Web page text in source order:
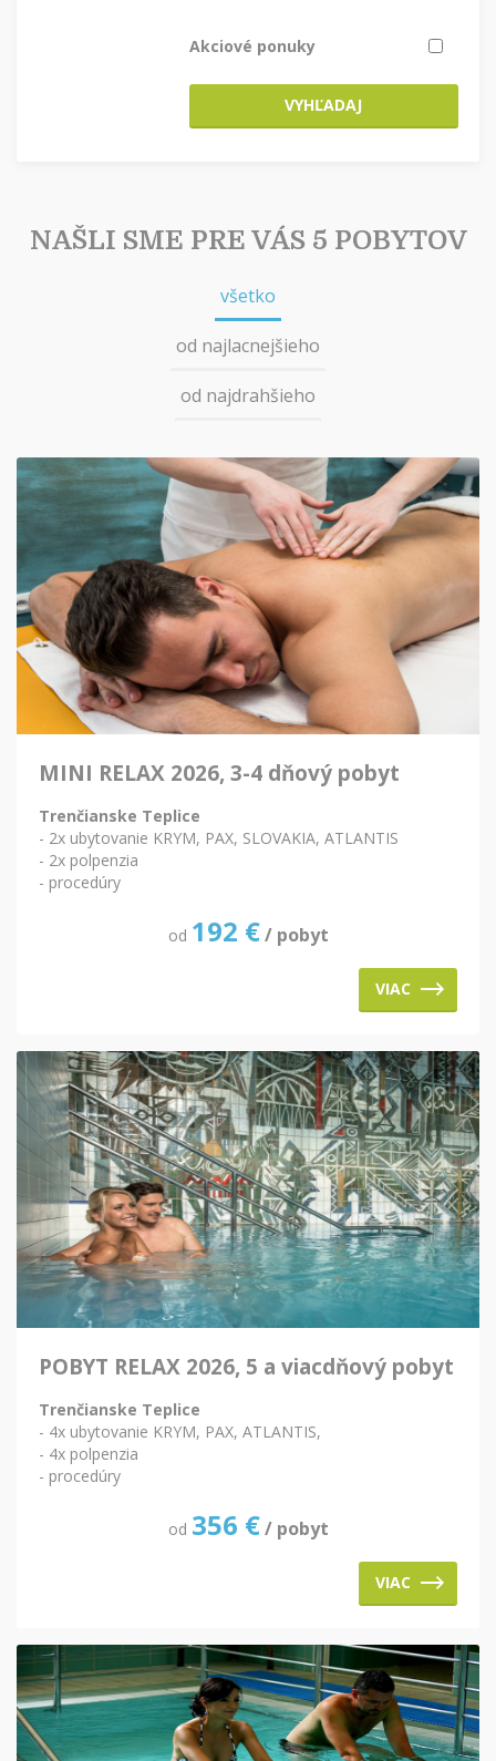
Akciové ponuky
VYHĽADAJ
NAŠLI SME PRE VÁS 5 POBYTOV
všetko
od najlacnejšieho
od najdrahšieho
MINI RELAX 2026, 3-4 dňový pobyt
Trenčianske Teplice
- 2x ubytovanie KRYM, PAX, SLOVAKIA, ATLANTIS
- 2x polpenzia
- procedúry
od 192 € / pobyt
VIAC
POBYT RELAX 2026, 5 a viacdňový pobyt
Trenčianske Teplice
- 4x ubytovanie KRYM, PAX, ATLANTIS,
- 4x polpenzia
- procedúry
od 356 € / pobyt
VIAC